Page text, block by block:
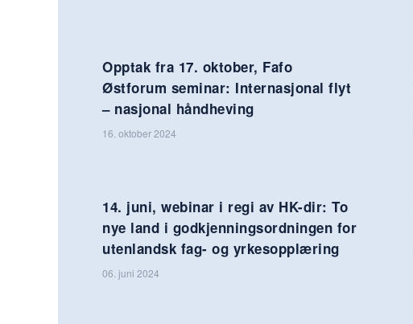
Opptak fra 17. oktober, Fafo
Østforum seminar: Internasjonal flyt
– nasjonal håndheving
16. oktober 2024
14. juni, webinar i regi av HK-dir: To
nye land i godkjenningsordningen for
utenlandsk fag- og yrkesopplæring
06. juni 2024